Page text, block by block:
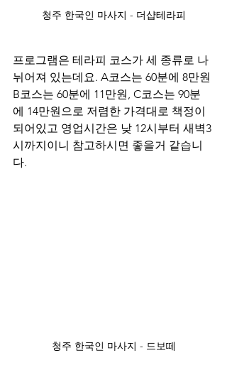
청주 한국인 마사지 - 더샵테라피
프로그램은 테라피 코스가 세 종류로 나
뉘어져 있는데요. A코스는 60분에 8만원
B코스는 60분에 11만원, C코스는 90분
에 14만원으로 저렴한 가격대로 책정이
되어있고 영업시간은 낮 12시부터 새벽3
시까지이니 참고하시면 좋을거 같습니
다.
청주 한국인 마사지 - 드보떼